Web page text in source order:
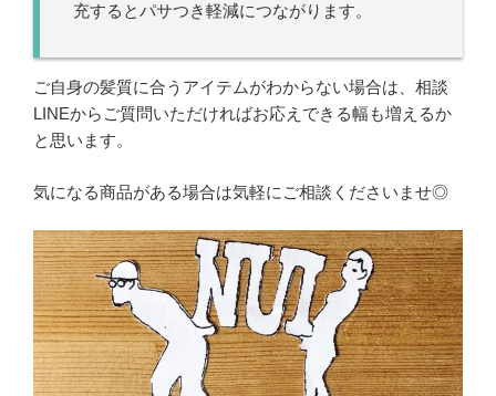
充するとパサつき軽減につながります。
ご自身の髪質に合うアイテムがわからない場合は、相談
LINEからご質問いただければお応えできる幅も増えるか
と思います。
気になる商品がある場合は気軽にご相談くださいませ◎